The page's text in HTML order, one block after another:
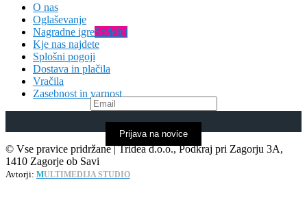
O nas
Oglaševanje
Nagradne igreSodeluj
Kje nas najdete
Splošni pogoji
Dostava in plačila
Vračila
Zasebnost in varnost
Prijava na novice
© Vse pravice pridržane | Tridea d.o.o., Podkraj pri Zagorju 3A,
1410 Zagorje ob Savi
Avtorji: MULTIMEDIJA STUDIO